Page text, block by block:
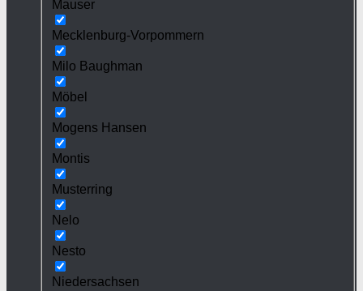
Mauser
Mecklenburg-Vorpommern
Milo Baughman
Möbel
Mogens Hansen
Montis
Musterring
Nelo
Nesto
Niedersachsen